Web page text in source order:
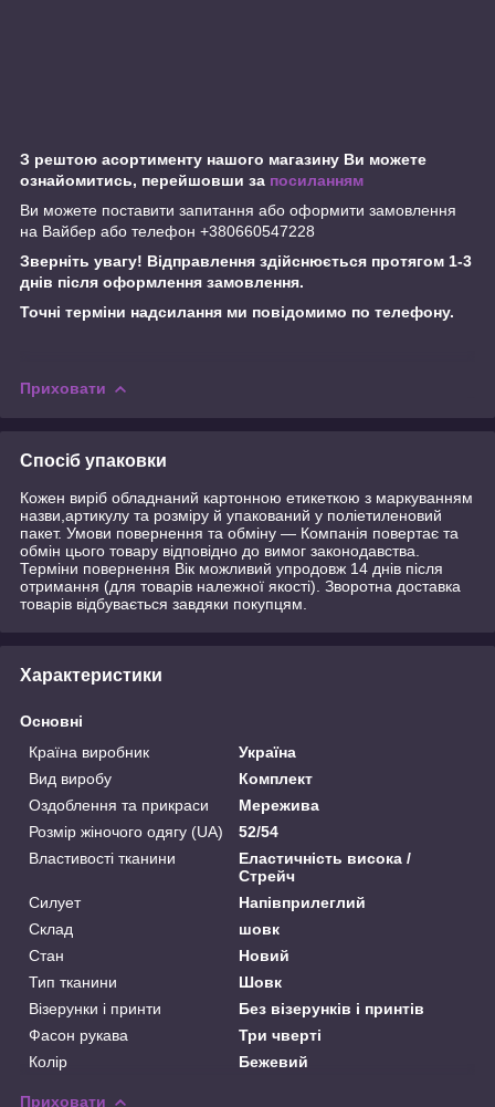
З рештою асортименту нашого магазину Ви можете
ознайомитись, перейшовши за посиланням
Ви можете поставити запитання або оформити замовлення
на Вайбер або телефон +380660547228
Зверніть увагу! Відправлення здійснюється протягом 1-3
днів після оформлення замовлення.
Точні терміни надсилання ми повідомимо по телефону.
Приховати
Спосіб упаковки
Кожен виріб обладнаний картонною етикеткою з маркуванням
назви,артикулу та розміру й упакований у поліетиленовий
пакет. Умови повернення та обміну — Компанія повертає та
обмін цього товару відповідно до вимог законодавства.
Терміни повернення Вік можливий упродовж 14 днів після
отримання (для товарів належної якості). Зворотна доставка
товарів відбувається завдяки покупцям.
Характеристики
Основні
Країна виробник
Україна
Вид виробу
Комплект
Оздоблення та прикраси
Мережива
Розмір жіночого одягу (UA)
52/54
Властивості тканини
Еластичність висока /
Стрейч
Силует
Напівприлеглий
Склад
шовк
Стан
Новий
Тип тканини
Шовк
Візерунки і принти
Без візерунків і принтів
Фасон рукава
Три чверті
Колір
Бежевий
Приховати